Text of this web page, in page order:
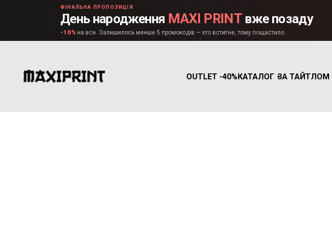
ФІНАЛЬНА ПРОПОЗИЦІЯ
День народження MAXI PRINT вже позаду
-10% на все. Залишилось менше 5 промокодів — хто встигне, тому пощастило.
OUTLET -40%КАТАЛОГ ЗА ТАЙТЛОМ